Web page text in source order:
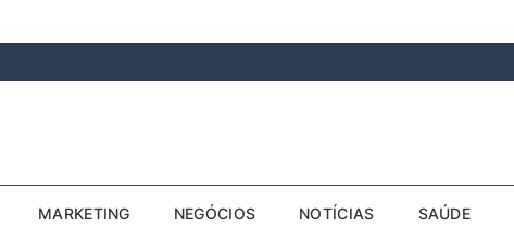
MARKETING NEGÓCIOS NOTÍCIAS SAÚDE